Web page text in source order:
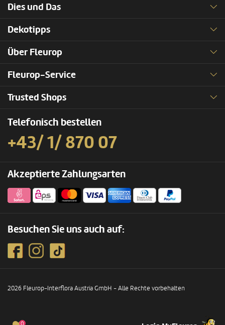
0
Dies und Das
Dekotipps
Über Fleurop
Fleurop-Service
Trusted Shops
Telefonisch bestellen
+43/ 1/ 870 07
Akzeptierte Zahlungsarten
Besuchen Sie uns auch auf:
2026 Fleurop-Interflora Austria GmbH - Alle Rechte vorbehalten